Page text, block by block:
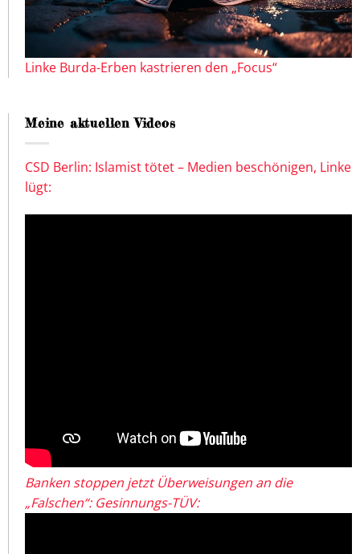
Linke Burda-Erben kastrieren den „Focus“
Meine aktuellen Videos
CSD Berlin: Islamist tötet – Medien beschönigen, Linke
lügt:
Banken stoppen jetzt Überweisungen an die
„Falschen“: Gesinnungs-TÜV: